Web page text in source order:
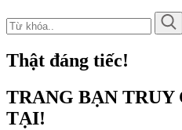
Thật đáng tiếc!
TRANG BẠN TRUY
TẠI!